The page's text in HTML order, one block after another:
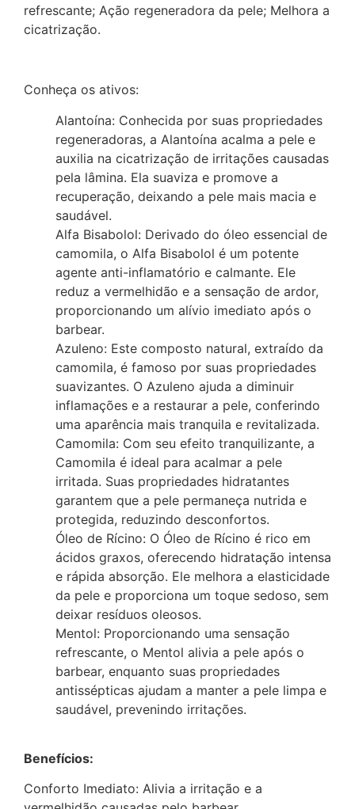
refrescante; Ação regeneradora da pele; Melhora a
cicatrização.
Conheça os ativos:
Alantoína: Conhecida por suas propriedades
regeneradoras, a Alantoína acalma a pele e
auxilia na cicatrização de irritações causadas
pela lâmina. Ela suaviza e promove a
recuperação, deixando a pele mais macia e
saudável.
Alfa Bisabolol: Derivado do óleo essencial de
camomila, o Alfa Bisabolol é um potente
agente anti-inflamatório e calmante. Ele
reduz a vermelhidão e a sensação de ardor,
proporcionando um alívio imediato após o
barbear.
Azuleno: Este composto natural, extraído da
camomila, é famoso por suas propriedades
suavizantes. O Azuleno ajuda a diminuir
inflamações e a restaurar a pele, conferindo
uma aparência mais tranquila e revitalizada.
Camomila: Com seu efeito tranquilizante, a
Camomila é ideal para acalmar a pele
irritada. Suas propriedades hidratantes
garantem que a pele permaneça nutrida e
protegida, reduzindo desconfortos.
Óleo de Rícino: O Óleo de Rícino é rico em
ácidos graxos, oferecendo hidratação intensa
e rápida absorção. Ele melhora a elasticidade
da pele e proporciona um toque sedoso, sem
deixar resíduos oleosos.
Mentol: Proporcionando uma sensação
refrescante, o Mentol alivia a pele após o
barbear, enquanto suas propriedades
antissépticas ajudam a manter a pele limpa e
saudável, prevenindo irritações.
Benefícios:
Conforto Imediato: Alivia a irritação e a